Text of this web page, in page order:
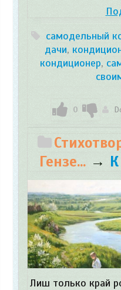
самодельный
дачи,
кондиционер,
0
Гензе...→
Лиш только край